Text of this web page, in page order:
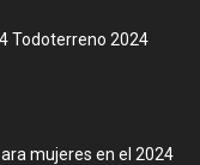
Todoterreno 2024
mujeres en el 2024